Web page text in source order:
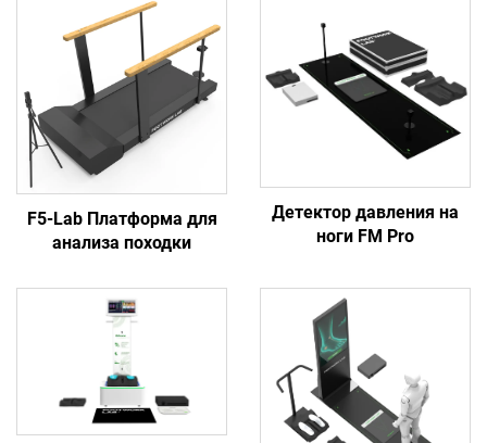
F5-Lab Платформа для
анализа походки
Детектор давления на
ноги FM Pro